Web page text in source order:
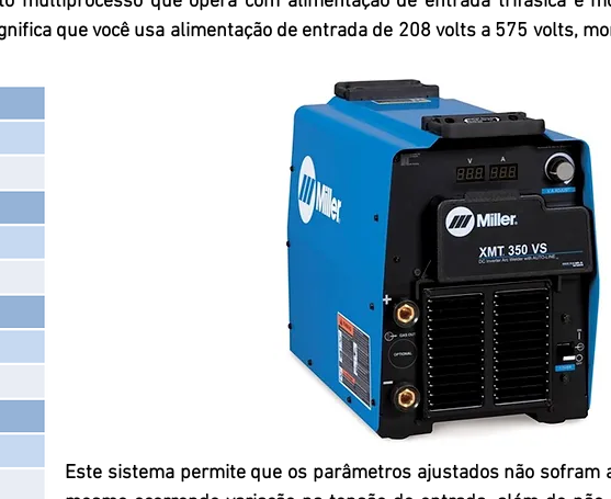
que você usa alimentação de entrada de 208 volts a 575 volts,
Este sistema permite que os parâmetros ajustados não sofram